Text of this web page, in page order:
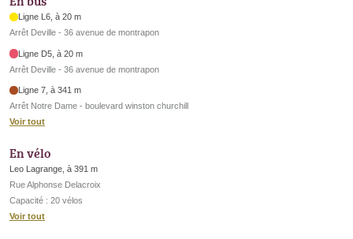
Ligne L6, à 20 m
Arrêt Deville - 36 avenue de montrapon
Ligne D5, à 20 m
Arrêt Deville - 36 avenue de montrapon
Ligne 7, à 341 m
Arrêt Notre Dame - boulevard winston churchill
Voir tout
En vélo
Leo Lagrange, à 391 m
Rue Alphonse Delacroix
Capacité : 20 vélos
Voir tout